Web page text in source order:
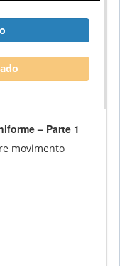
– Parte 1
movimento